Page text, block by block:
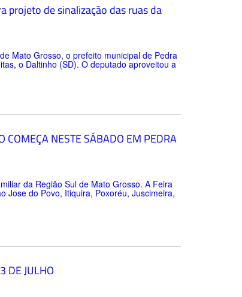
projeto de sinalização das ruas da
Mato Grosso, o prefeito municipal de Pedra
o Daltinho (SD). O deputado aproveitou a
COMEÇA NESTE SÁBADO EM PEDRA
da Região Sul de Mato Grosso. A Feira
Jose do Povo, Itiquira, Poxoréu, Juscimeira,
DE JULHO